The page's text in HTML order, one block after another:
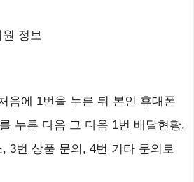
정보
음에 1번을 누른 뒤 본인 휴대폰
누른 다음 그 다음 1번 배달현황,
3번 상품 문의, 4번 기타 문의로